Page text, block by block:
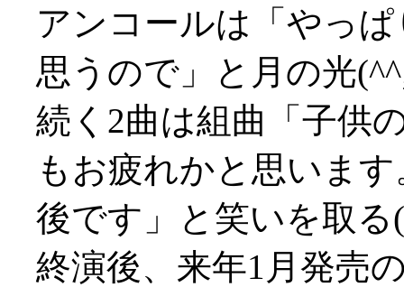
アンコールは「やっ
思うので」と月の光
続く2曲は組曲「子供
もお疲れかと思いま
後です」と笑いを取る
終演後、来年1月発売